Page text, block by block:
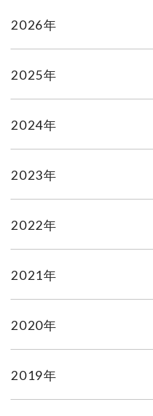
2026年
2025年
2024年
2023年
2022年
2021年
2020年
2019年